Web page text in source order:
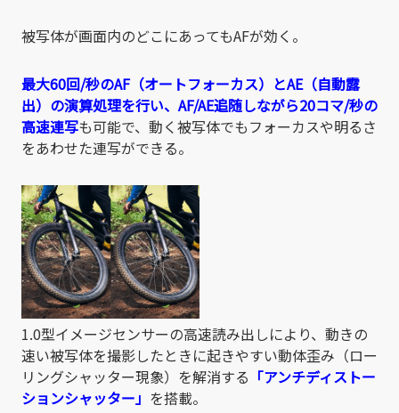
被写体が画面内のどこにあってもAFが効く。
最大60回/秒のAF（オートフォーカス）とAE（自動露
出）の演算処理を行い、AF/AE追随しながら20コマ/秒の
高速連写も可能で、動く被写体でもフォーカスや明るさ
をあわせた連写ができる。
1.0型イメージセンサーの高速読み出しにより、動きの
速い被写体を撮影したときに起きやすい動体歪み（ロー
リングシャッター現象）を解消する 「アンチディストー
ションシャッター」 を搭載。